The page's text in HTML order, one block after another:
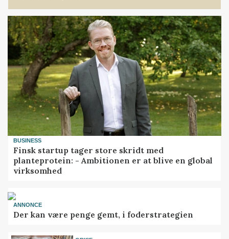
BUSINESS
Finsk startup tager store skridt med
planteprotein: - Ambitionen er at blive en global
virksomhed
ANNONCE
Der kan være penge gemt, i foderstrategien